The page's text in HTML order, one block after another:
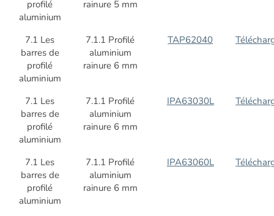
profilé
aluminium
rainure 5 mm
7.1 Les
barres de
profilé
aluminium
7.1.1 Profilé
aluminium
rainure 6 mm
TAP62040
7.1 Les
barres de
profilé
aluminium
7.1.1 Profilé
aluminium
rainure 6 mm
IPA63030L
7.1 Les
barres de
profilé
aluminium
7.1.1 Profilé
aluminium
rainure 6 mm
IPA63060L